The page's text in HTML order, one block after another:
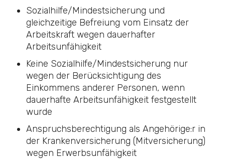
Sozialhilfe/Mindestsicherung und
gleichzeitige Befreiung vom Einsatz der
Arbeitskraft wegen dauerhafter
Arbeitsunfähigkeit
Keine Sozialhilfe/Mindestsicherung nur
wegen der Berücksichtigung des
Einkommens anderer Personen, wenn
dauerhafte Arbeitsunfähigkeit festgestellt
wurde
Anspruchsberechtigung als Angehörige:r in
der Krankenversicherung (Mitversicherung)
wegen Erwerbsunfähigkeit